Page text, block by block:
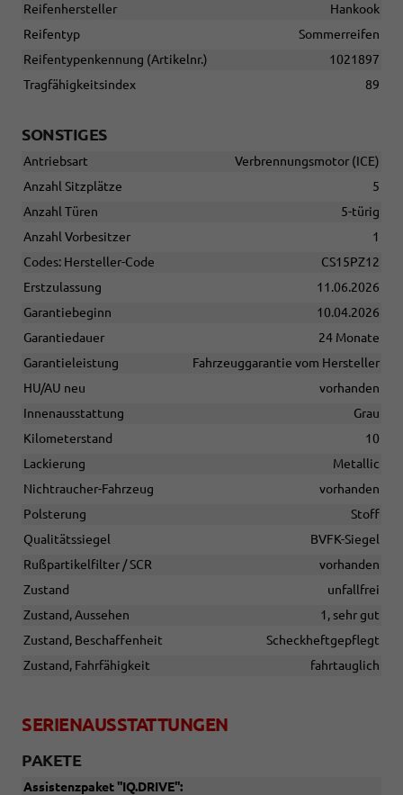
Reifenhersteller
Hankook
Reifentyp
Sommerreifen
Reifentypenkennung (Artikelnr.)
1021897
Tragfähigkeitsindex
89
SONSTIGES
Antriebsart
Verbrennungsmotor (ICE)
Anzahl Sitzplätze
5
Anzahl Türen
5-türig
Anzahl Vorbesitzer
1
Codes: Hersteller-Code
CS15PZ12
Erstzulassung
11.06.2026
Garantiebeginn
10.04.2026
Garantiedauer
24 Monate
Garantieleistung
Fahrzeuggarantie vom Hersteller
HU/AU neu
vorhanden
Innenausstattung
Grau
Kilometerstand
10
Lackierung
Metallic
Nichtraucher-Fahrzeug
vorhanden
Polsterung
Stoff
Qualitätssiegel
BVFK-Siegel
Rußpartikelfilter / SCR
vorhanden
Zustand
unfallfrei
Zustand, Aussehen
1, sehr gut
Zustand, Beschaffenheit
Scheckheftgepflegt
Zustand, Fahrfähigkeit
fahrtauglich
SERIENAUSSTATTUNGEN
PAKETE
Assistenzpaket ''IQ.DRIVE'':